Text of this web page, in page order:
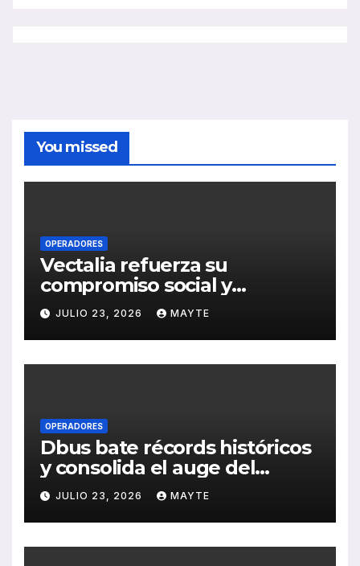
You missed
OPERADORES
Vectalia refuerza su
compromiso social y
medioambiental con la
publicación de su Memoria
de RSC 2025
JULIO 23, 2026 MAYTE
OPERADORES
Dbus bate récords históricos
y consolida el auge del
transporte público en San
Sebastián
JULIO 23, 2026 MAYTE